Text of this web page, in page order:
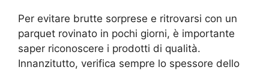
Per evitare brutte sorprese e ritrovarsi con un
parquet rovinato in pochi giorni, è importante
saper riconoscere i prodotti di qualità.
Innanzitutto, verifica sempre lo spessore dello